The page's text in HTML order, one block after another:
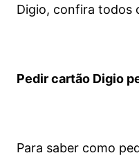
Digio, confira todos
Pedir cartão Digio
Para saber como